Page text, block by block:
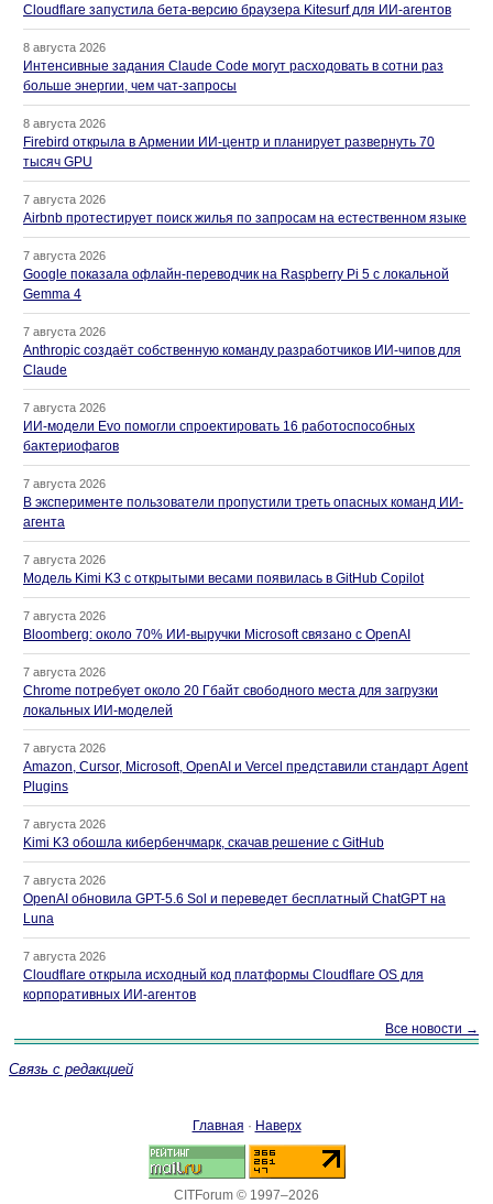
Cloudflare запустила бета-версию браузера Kitesurf для ИИ-агентов
8 августа 2026
Интенсивные задания Claude Code могут расходовать в сотни раз
больше энергии, чем чат-запросы
8 августа 2026
Firebird открыла в Армении ИИ-центр и планирует развернуть 70
тысяч GPU
7 августа 2026
Airbnb протестирует поиск жилья по запросам на естественном языке
7 августа 2026
Google показала офлайн-переводчик на Raspberry Pi 5 с локальной
Gemma 4
7 августа 2026
Anthropic создаёт собственную команду разработчиков ИИ-чипов для
Claude
7 августа 2026
ИИ-модели Evo помогли спроектировать 16 работоспособных
бактериофагов
7 августа 2026
В эксперименте пользователи пропустили треть опасных команд ИИ-
агента
7 августа 2026
Модель Kimi K3 с открытыми весами появилась в GitHub Copilot
7 августа 2026
Bloomberg: около 70% ИИ-выручки Microsoft связано с OpenAI
7 августа 2026
Chrome потребует около 20 Гбайт свободного места для загрузки
локальных ИИ-моделей
7 августа 2026
Amazon, Cursor, Microsoft, OpenAI и Vercel представили стандарт Agent
Plugins
7 августа 2026
Kimi K3 обошла кибербенчмарк, скачав решение с GitHub
7 августа 2026
OpenAI обновила GPT-5.6 Sol и переведет бесплатный ChatGPT на
Luna
7 августа 2026
Cloudflare открыла исходный код платформы Cloudflare OS для
корпоративных ИИ-агентов
Все новости →
Связь с редакцией
Главная · Наверх
CITForum © 1997–2026